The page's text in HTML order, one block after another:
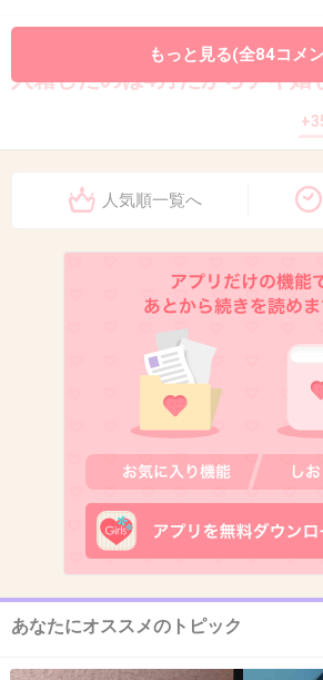
入籍したのは4月だからデキ婚
2019/12/30(月) 20:52:21
菊田マジでクズだよね
+99
2019/12/30(月) 20:52:28
だれ？人相悪いね
1件の返信
+64
12. 匿名2019/12/30(月) 20:52:33
もっと見る(全84コメ
人気順一覧へ
あなたにオススメのトピック